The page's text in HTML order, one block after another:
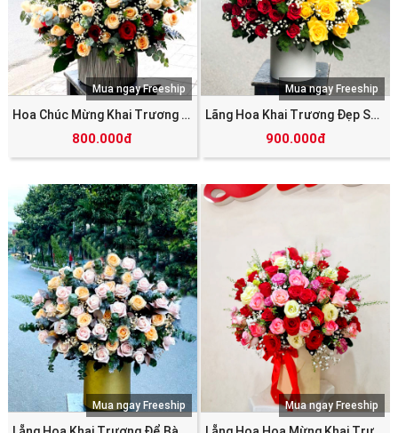
Hoa Chúc Mừng Khai Trương SHV_5766
800.000đ
Mua ngay Freeship
Lãng Hoa Khai Trương Đẹp SHV_5764
900.000đ
Mua ngay Freeship
Mua ngay Freeship Mua ngay Freeship